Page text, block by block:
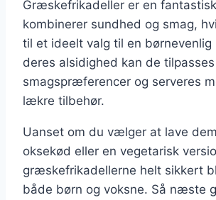
Græskefrikadeller er en
kombinerer sundhed og smag,
til et ideelt valg til en børnevenlig
deres alsidighed kan de
smagspræferencer og serveres
lækre tilbehør.
Uanset om du vælger at lave
oksekød eller en vegetarisk
græskefrikadellerne helt sikkert
både børn og voksne. Så næste